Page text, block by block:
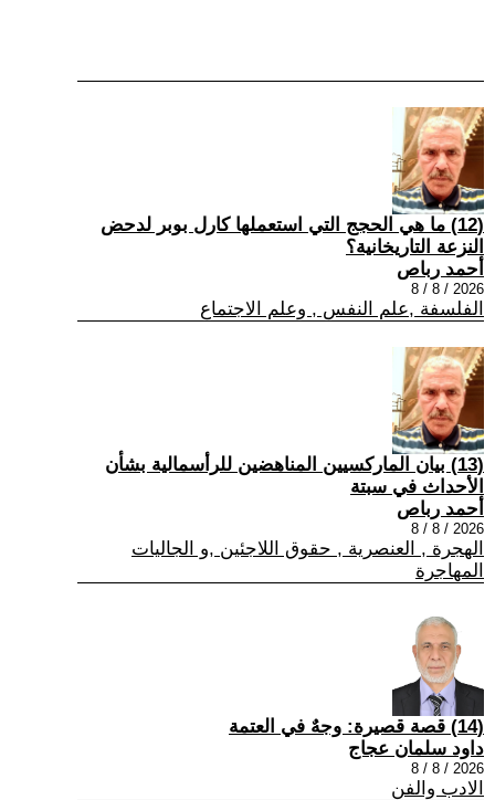
(12) ما هي الحجج التي استعملها كارل بوبر لدحض
النزعة التاريخانية؟
أحمد رباص
2026 / 8 / 8
الفلسفة ,علم النفس , وعلم الاجتماع
(13) بيان الماركسيين المناهضين للرأسمالية بشأن
الأحداث في سبتة
أحمد رباص
2026 / 8 / 8
الهجرة , العنصرية , حقوق اللاجئين ,و الجاليات
المهاجرة
(14) قصة قصيرة: وجهٌ في العتمة
داود سلمان عجاج
2026 / 8 / 8
الادب والفن